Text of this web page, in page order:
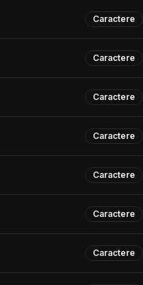
Caractere
Caractere
Caractere
Caractere
Caractere
Caractere
Caractere